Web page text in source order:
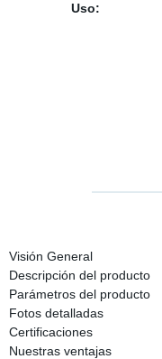
Uso:
Visión General
Descripción del producto
Parámetros del producto
Fotos detalladas
Certificaciones
Nuestras ventajas